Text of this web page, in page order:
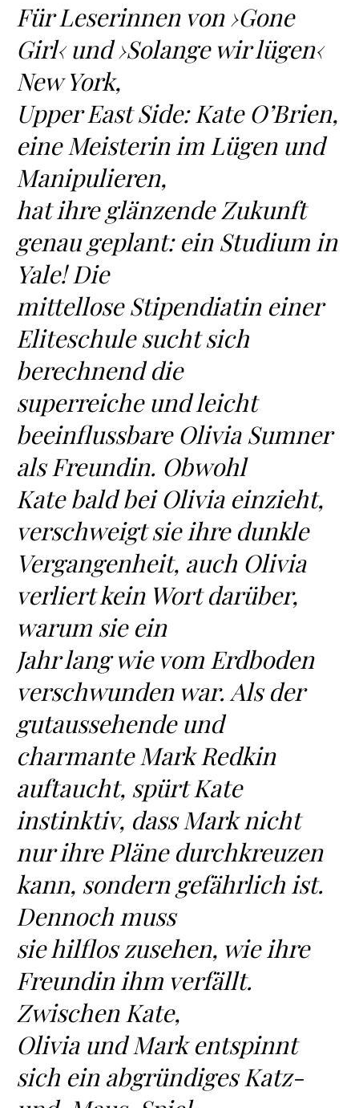
Für Leserinnen von ›Gone
Girl‹ und ›Solange wir lügen‹
New York,
Upper East Side: Kate O’Brien,
eine Meisterin im Lügen und
Manipulieren,
hat ihre glänzende Zukunft
genau geplant: ein Studium in
Yale! Die
mittellose Stipendiatin einer
Eliteschule sucht sich
berechnend die
superreiche und leicht
beeinflussbare Olivia Sumner
als Freundin. Obwohl
Kate bald bei Olivia einzieht,
verschweigt sie ihre dunkle
Vergangenheit, auch Olivia
verliert kein Wort darüber,
warum sie ein
Jahr lang wie vom Erdboden
verschwunden war. Als der
gutaussehende und
charmante Mark Redkin
auftaucht, spürt Kate
instinktiv, dass Mark nicht
nur ihre Pläne durchkreuzen
kann, sondern gefährlich ist.
Dennoch muss
sie hilflos zusehen, wie ihre
Freundin ihm verfällt.
Zwischen Kate,
Olivia und Mark entspinnt
sich ein abgründiges Katz-